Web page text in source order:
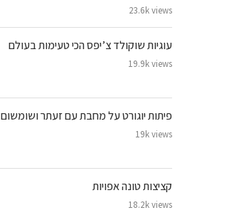
23.6k views
עוגיות שוקולד צ’יפס הכי טעימות בעולם
19.9k views
פיתות יוגורט על מחבת עם זעתר ושומשום
19k views
קציצות טונה אפויות
18.2k views